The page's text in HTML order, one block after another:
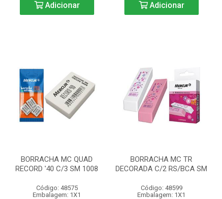
Adicionar Adicionar
BORRACHA MC QUAD
RECORD '40 C/3 SM 1008
Código: 48575
Embalagem: 1X1
BORRACHA MC TR
DECORADA C/2 RS/BCA SM
Código: 48599
Embalagem: 1X1